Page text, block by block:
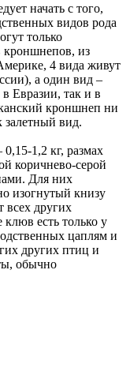
начать с того,
видов рода
только
кроншнепов, из
4 вида живут
а один вид –
Евразии, так и в
кроншнеп ни
залетный вид.
кг, размах
коричнево-серой
Для них
изогнутый книзу
других
есть только у
цаплям и
других птиц и
обычно